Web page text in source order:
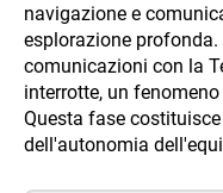
navigazione e
esplorazione
comunicazioni con la
interrotte, un
Questa fase
dell'autonomia